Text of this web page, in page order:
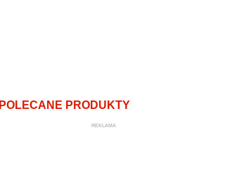
POLECANE PRODUKTY
REKLAMA